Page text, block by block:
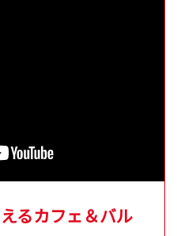
るカフェ＆バル